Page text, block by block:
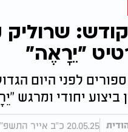
"יֵרָאֶה"
לפני היום
ביצוע יחודי ומרגש
20.05.25 כ"ב אייר התשפ"ה